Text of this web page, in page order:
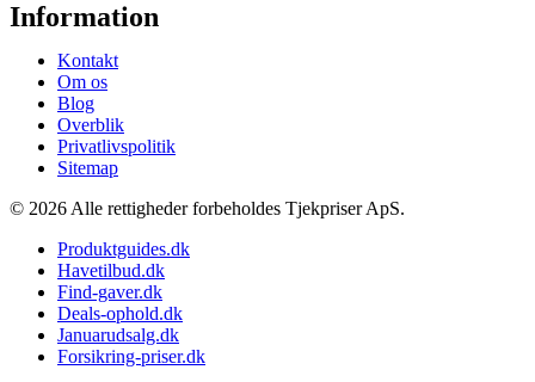
Information
Kontakt
Om os
Blog
Overblik
Privatlivspolitik
Sitemap
© 2026 Alle rettigheder forbeholdes Tjekpriser ApS.
Produktguides.dk
Havetilbud.dk
Find-gaver.dk
Deals-ophold.dk
Januarudsalg.dk
Forsikring-priser.dk